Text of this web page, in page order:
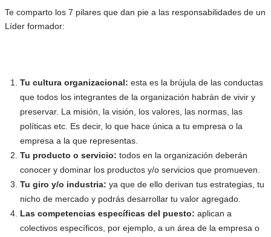
Te comparto los 7 pilares que dan pie a las responsabilidades de un
Líder formador:
Tu cultura organizacional: esta es la brújula de las conductas
que todos los integrantes de la organización habrán de vivir y
preservar. La misión, la visión, los valores, las normas, las
políticas etc. Es decir, lo que hace única a tu empresa o la
empresa a la que representas.
Tu producto o servicio: todos en la organización deberán
conocer y dominar los productos y/o servicios que promueven.
Tu giro y/o industria: ya que de ello derivan tus estrategias, tu
nicho de mercado y podrás desarrollar tu valor agregado.
Las competencias específicas del puesto: aplican a
colectivos específicos, por ejemplo, a un área de la empresa o